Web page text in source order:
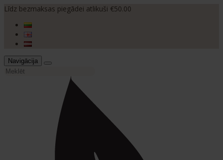
Līdz bezmaksas piegādei atlikuši €50.00
Navigācija